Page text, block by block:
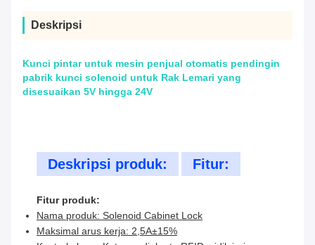
Deskripsi
Kunci pintar untuk mesin penjual otomatis pendingin
pabrik kunci solenoid untuk Rak Lemari yang
disesuaikan 5V hingga 24V
Deskripsi produk: Fitur:
Fitur produk:
Nama produk: Solenoid Cabinet Lock
Maksimal arus kerja: 2,5A±15%